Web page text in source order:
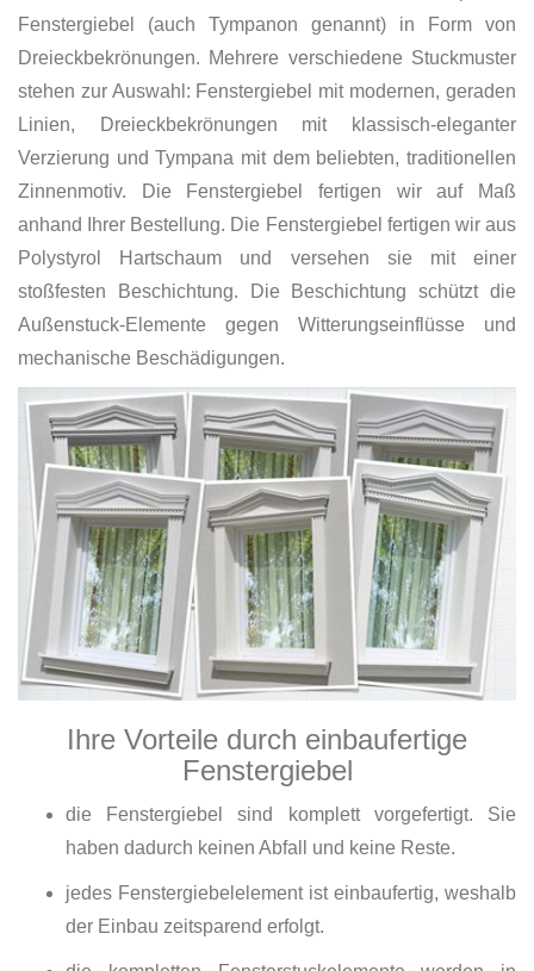
Fenstergiebel (auch Tympanon genannt) in Form von
Dreieckbekrönungen. Mehrere verschiedene Stuckmuster
stehen zur Auswahl: Fenstergiebel mit modernen, geraden
Linien, Dreieckbekrönungen mit klassisch-eleganter
Verzierung und Tympana mit dem beliebten, traditionellen
Zinnenmotiv. Die Fenstergiebel fertigen wir auf Maß
anhand Ihrer Bestellung. Die Fenstergiebel fertigen wir aus
Polystyrol Hartschaum und versehen sie mit einer
stoßfesten Beschichtung. Die Beschichtung schützt die
Außenstuck-Elemente gegen Witterungseinflüsse und
mechanische Beschädigungen.
Ihre Vorteile durch einbaufertige
Fenstergiebel
die Fenstergiebel sind komplett vorgefertigt. Sie
haben dadurch keinen Abfall und keine Reste.
jedes Fenstergiebelelement ist einbaufertig, weshalb
der Einbau zeitsparend erfolgt.